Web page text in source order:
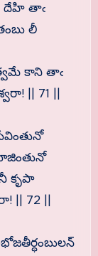
దేహి తాఁ
లీ
కాని తాఁ
|| 71 ||
కృపా
|| 72 ||